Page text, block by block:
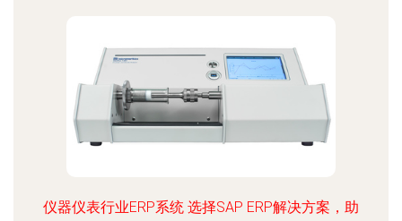
仪器仪表行业ERP系统 选择SAP ERP解决方案，助